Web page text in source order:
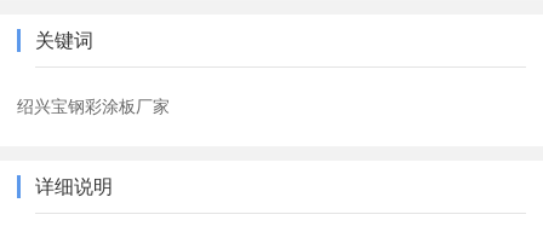
关键词
绍兴宝钢彩涂板厂家
详细说明